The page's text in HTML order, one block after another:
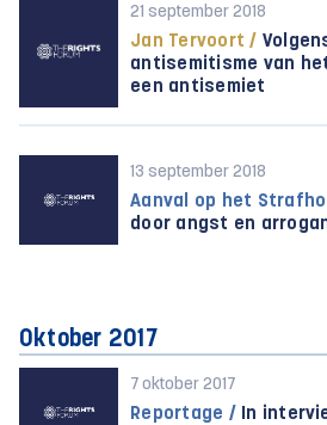
21 september 2018
Jan Tervoort /
antisemitisme van
een antisemiet
13 september 2018
Aanval op het
door angst en
Oktober 2017
7 oktober 2017
Reportage / In